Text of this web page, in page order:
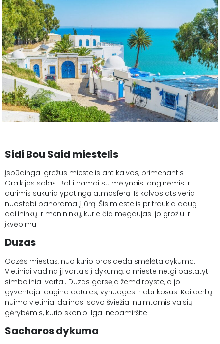
Sidi Bou Said miestelis
Įspūdingai gražus miestelis ant kalvos, primenantis
Graikijos salas. Balti namai su mėlynais langinėmis ir
durimis sukuria ypatingą atmosferą. Iš kalvos atsiveria
nuostabi panorama į jūrą. Šis miestelis pritraukia daug
dailininkų ir menininkų, kurie čia mėgaujasi jo grožiu ir
įkvėpimu.
Duzas
Oazės miestas, nuo kurio prasideda smėlėta dykuma.
Vietiniai vadina jį vartais į dykumą, o mieste netgi pastatyti
simboliniai vartai. Duzas garsėja žemdirbyste, o jo
gyventojai augina datules, vynuoges ir abrikosus. Kai derlių
nuima vietiniai dalinasi savo šviežiai nuimtomis vaisių
gėrybėmis, kurio skonio ilgai nepamiršite.
Sacharos dykuma